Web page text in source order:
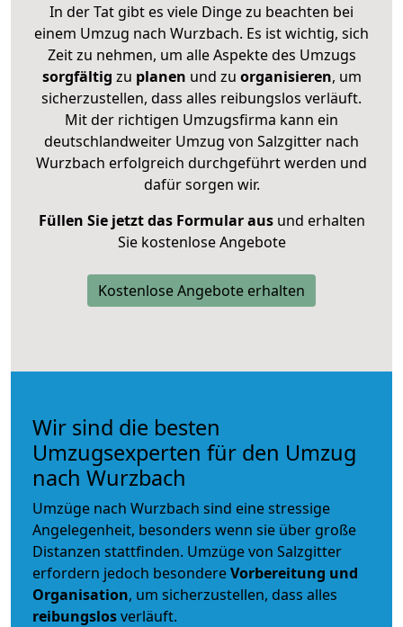
In der Tat gibt es viele Dinge zu beachten bei
einem Umzug nach Wurzbach. Es ist wichtig, sich
Zeit zu nehmen, um alle Aspekte des Umzugs
sorgfältig zu planen und zu organisieren, um
sicherzustellen, dass alles reibungslos verläuft.
Mit der richtigen Umzugsfirma kann ein
deutschlandweiter Umzug von Salzgitter nach
Wurzbach erfolgreich durchgeführt werden und
dafür sorgen wir.
Füllen Sie jetzt das Formular ausund erhalten
Sie kostenlose Angebote
Kostenlose Angebote erhalten
Wir sind die besten
Umzugsexperten für den Umzug
nach Wurzbach
Umzüge nach Wurzbach sind eine stressige
Angelegenheit, besonders wenn sie über große
Distanzen stattfinden. Umzüge von Salzgitter
erfordern jedoch besondereVorbereitung und
Organisation, um sicherzustellen, dass alles
reibungslosverläuft.